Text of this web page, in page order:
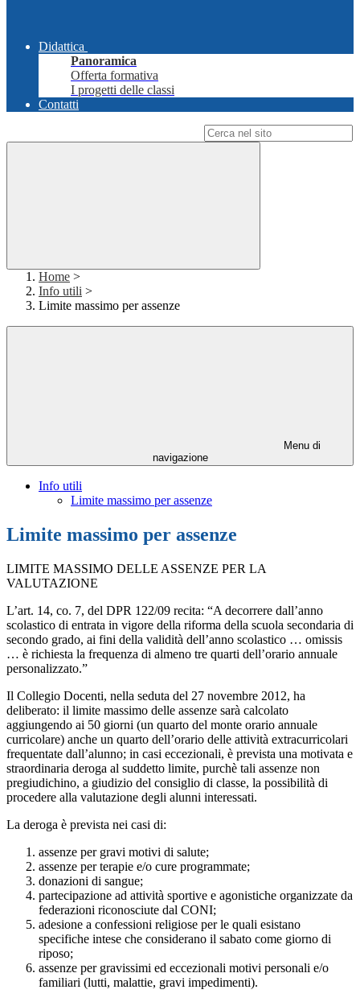
Didattica
Panoramica
Offerta formativa
I progetti delle classi
Contatti
Home >
Info utili >
Limite massimo per assenze
Menu di
navigazione
Info utili
Limite massimo per assenze
Limite massimo per assenze
LIMITE MASSIMO DELLE ASSENZE PER LA
VALUTAZIONE
L’art. 14, co. 7, del DPR 122/09 recita: “A decorrere dall’anno
scolastico di entrata in vigore della riforma della scuola secondaria di
secondo grado, ai fini della validità dell’anno scolastico … omissis
… è richiesta la frequenza di almeno tre quarti dell’orario annuale
personalizzato.”
Il Collegio Docenti, nella seduta del 27 novembre 2012, ha
deliberato: il limite massimo delle assenze sarà calcolato
aggiungendo ai 50 giorni (un quarto del monte orario annuale
curricolare) anche un quarto dell’orario delle attività extracurricolari
frequentate dall’alunno; in casi eccezionali, è prevista una motivata e
straordinaria deroga al suddetto limite, purchè tali assenze non
pregiudichino, a giudizio del consiglio di classe, la possibilità di
procedere alla valutazione degli alunni interessati.
La deroga è prevista nei casi di:
assenze per gravi motivi di salute;
assenze per terapie e/o cure programmate;
donazioni di sangue;
partecipazione ad attività sportive e agonistiche organizzate da
federazioni riconosciute dal CONI;
adesione a confessioni religiose per le quali esistano
specifiche intese che considerano il sabato come giorno di
riposo;
assenze per gravissimi ed eccezionali motivi personali e/o
familiari (lutti, malattie, gravi impedimenti).